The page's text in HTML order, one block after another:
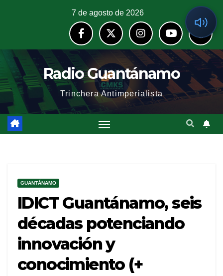
7 de agosto de 2026
Radio Guantánamo
Trinchera Antimperialista
GUANTÁNAMO
IDICT Guantánamo, seis
décadas potenciando
innovación y
conocimiento (+